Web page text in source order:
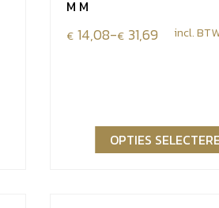
MM
€ 14,08-€ 31,69
Prijsklasse:
incl.
OPTIES